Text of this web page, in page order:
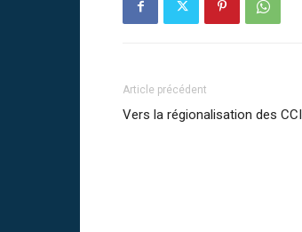
Article précédent
Vers la régionalisation des CCI